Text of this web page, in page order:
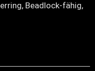
Beadlock-fähig,